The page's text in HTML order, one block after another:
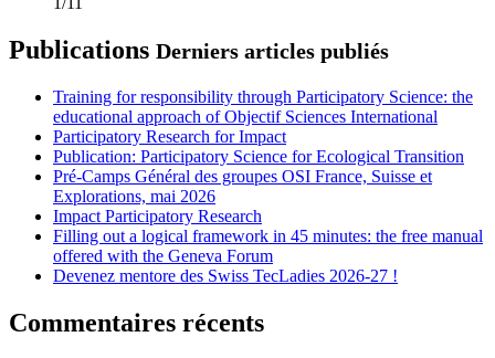
Publications Derniers articles publiés
Training for responsibility through Participatory Science: the
educational approach of Objectif Sciences International
Participatory Research for Impact
Publication: Participatory Science for Ecological Transition
Pré-Camps Général des groupes OSI France, Suisse et
Explorations, mai 2026
Impact Participatory Research
Filling out a logical framework in 45 minutes: the free manual
offered with the Geneva Forum
Devenez mentore des Swiss TecLadies 2026-27 !
Commentaires récents